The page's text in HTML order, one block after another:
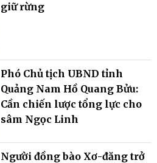
giữ rừng
Phó Chủ tịch UBND tỉnh
Quảng Nam Hồ Quang Bửu:
Cần chiến lược tổng lực cho
sâm Ngọc Linh
Người đồng bào Xơ-đăng trở